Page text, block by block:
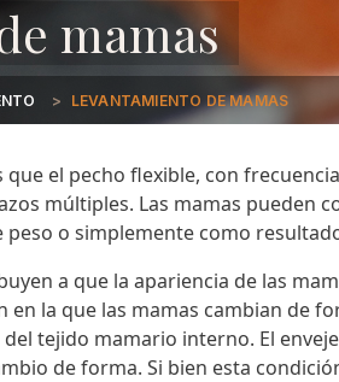
mamas
LEVANTAMIENTO DE MAMAS
que el pecho flexible, con
múltiples. Las mamas pueden
o simplemente como
a que la apariencia de las
en la que las mamas cambian de
del tejido mamario interno. El
de forma. Si bien esta